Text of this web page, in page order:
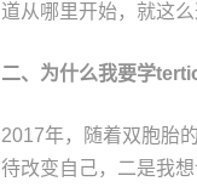
道从哪里开始，就这
二、 为什么我要学
2017年，随着双胞胎
待改变自己，二是我